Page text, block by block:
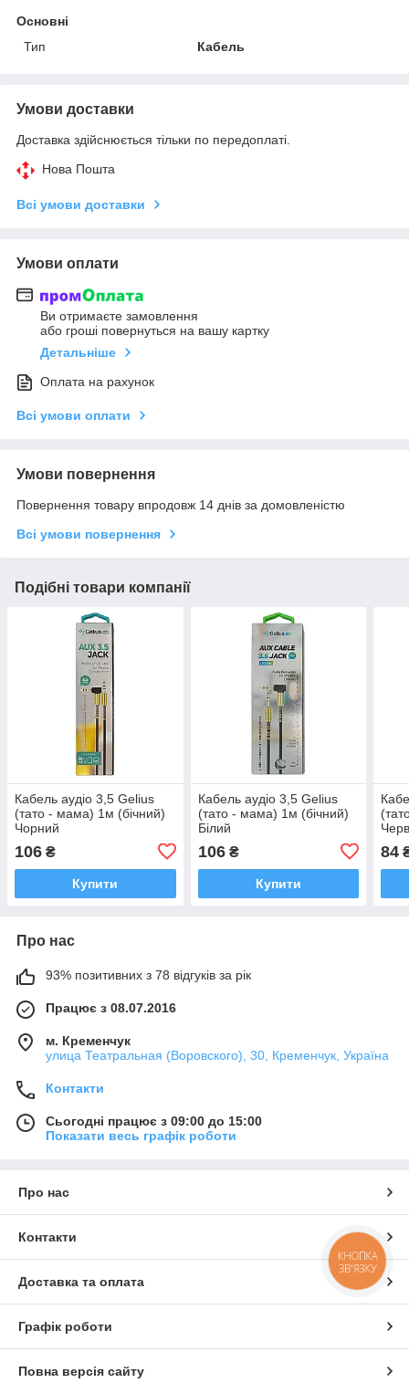
Основні
Тип
Кабель
Умови доставки
Доставка здійснюється тільки по передоплаті.
Нова Пошта
Всі умови доставки
Умови оплати
Ви отримаєте замовлення
або гроші повернуться на вашу картку
Детальніше
Оплата на рахунок
Всі умови оплати
Умови повернення
Повернення товару впродовж 14 днів за домовленістю
Всі умови повернення
Подібні товари компанії
Кабель аудіо 3,5 Gelius
(тато - мама) 1м (бічний)
Чорний
106 ₴
Купити
Кабель аудіо 3,5 Gelius
(тато - мама) 1м (бічний)
Білий
106₴
Купити
84
Про нас
93% позитивних з 78 відгуків за рік
Працює з 08.07.2016
м. Кременчук
улица Театральная (Воровского), 30, Кременчук, Україна
Контакти
Сьогодні працює з 09:00 до 15:00
Показати весь графік роботи
Про нас
Контакти
Доставка та оплата
Графік роботи
Повна версія сайту
КНОПКА
ЗВ'ЯЗКУ